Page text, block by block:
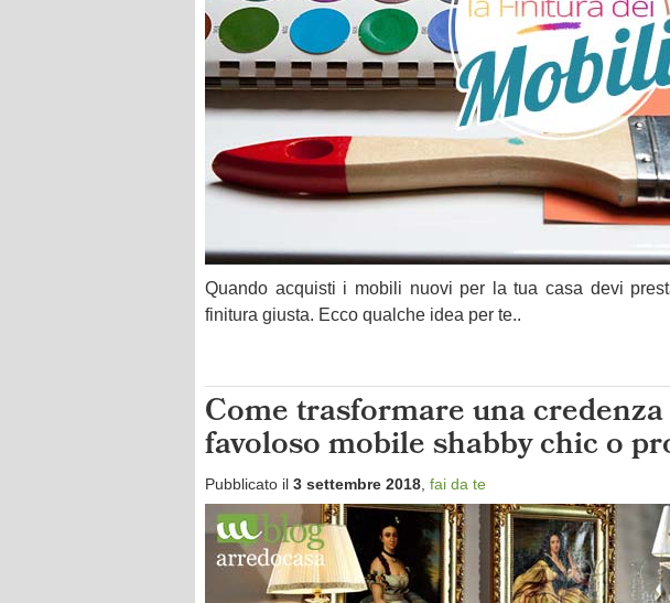
Quando acquisti i mobili nuovi per la tua casa devi
finitura giusta. Ecco qualche idea per te..
Come trasformare una
favoloso mobile shabby chic o
Pubblicato il 3 settembre 2018 fai da te